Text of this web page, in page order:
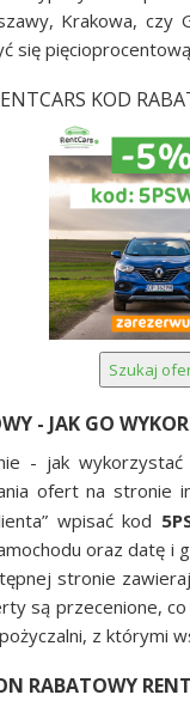
Krakowa, czy
się
KOD
- JAK GO
- jak
ofert na stronie
wpisać kod
oraz datę i
stronie
są przecenione,
z którymi
RABATOWY